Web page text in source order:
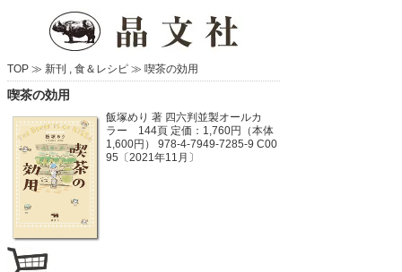
TOP ≫ 新刊 , 食＆レシピ ≫ 喫茶の効用
喫茶の効用
飯塚めり 著 四六判並製オールカ
ラー 144頁 定価：1,760円（本体
1,600円）
978-4-7949-7285-9 C00
95〔2021年11月〕